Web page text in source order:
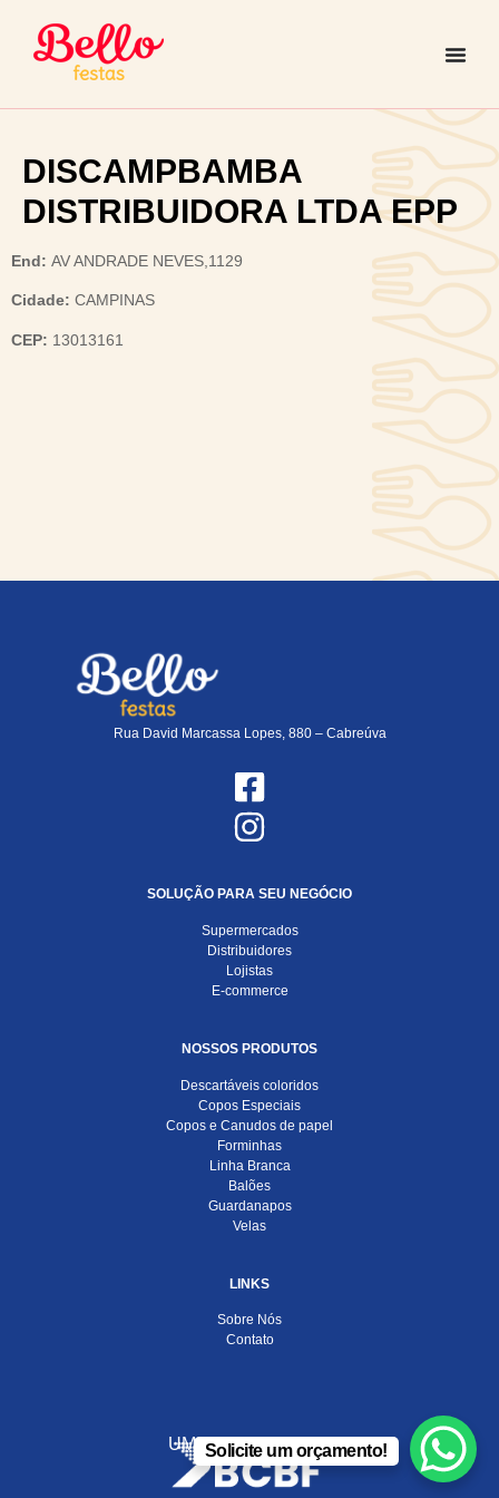
DISCAMPBAMBA
DISTRIBUIDORA LTDA EPP
End: AV ANDRADE NEVES,1129
Cidade: CAMPINAS
CEP: 13013161
Rua David Marcassa Lopes, 880 – Cabreúva
SOLUÇÃO PARA SEU NEGÓCIO
Supermercados
Distribuidores
Lojistas
E-commerce
NOSSOS PRODUTOS
Descartáveis coloridos
Copos Especiais
Copos e Canudos de papel
Forminhas
Linha Branca
Balões
Guardanapos
Velas
LINKS
Sobre Nós
Contato
UMA EMPRESA DO
Solicite um orçamento!